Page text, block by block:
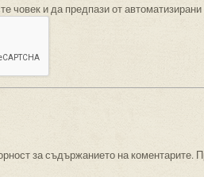
човек и да предпази от
за съдържанието на коментарите.